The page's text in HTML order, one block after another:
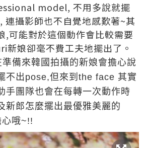
model, 不用多說就擺
連攝影師也不自覺地感歎著~其
,可能對於這個動作會比較需要
新娘卻毫不費工夫地擺出了。
備來韓國拍攝的新娘會擔心說
不出pose,但來到the face 其實
手團隊也會在每轉一次動作時
新郎怎麼擺出最優雅美麗的
哦~!!